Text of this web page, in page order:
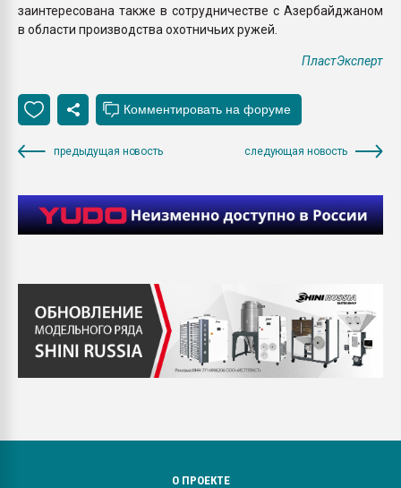
заинтересована также в сотрудничестве с Азербайджаном
в области производства охотничьих ружей.
ПластЭксперт
предыдущая новость следующая новость
О ПРОЕКТЕ